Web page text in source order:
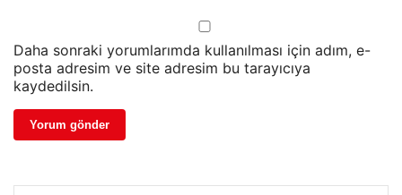
Daha sonraki yorumlarımda kullanılması için adım, e-
posta adresim ve site adresim bu tarayıcıya
kaydedilsin.